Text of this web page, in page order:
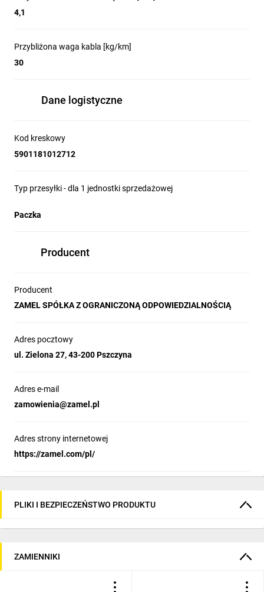
4,1
Przybliżona waga kabla [kg/km]
30
Dane logistyczne
Kod kreskowy
5901181012712
Typ przesyłki - dla 1 jednostki sprzedażowej
Paczka
Producent
Producent
ZAMEL SPÓŁKA Z OGRANICZONĄ ODPOWIEDZIALNOŚCIĄ
Adres pocztowy
ul. Zielona 27, 43-200 Pszczyna
Adres e-mail
zamowienia@zamel.pl
Adres strony internetowej
https://zamel.com/pl/
PLIKI I BEZPIECZEŃSTWO PRODUKTU
ZAMIENNIKI